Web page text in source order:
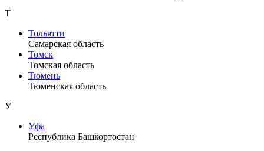
Т
Тольятти
Самарская область
Томск
Томская область
Тюмень
Тюменская область
У
Уфа
Республика Башкортостан